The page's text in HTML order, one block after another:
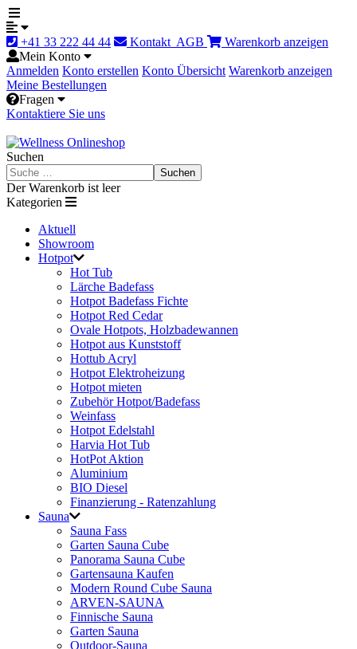
+41 33 222 44 44 Kontakt AGB
Warenkorb anzeigen
Mein Konto
Anmelden Konto erstellen Konto Übersicht Warenkorb anzeigen
Meine Bestellungen
Fragen
Kontaktiere Sie uns
Suchen
Suchen
Der Warenkorb ist leer
Kategorien
Aktuell
Showroom
Hotpot
Hot Tub
Lärche Badefass
Hotpot Badefass Fichte
Hotpot Red Cedar
Ovale Hotpots, Holzbadewannen
Hotpot aus Kunststoff
Hottub Acryl
Hotpot Elektroheizung
Hotpot mieten
Zubehör Hotpot/Badefass
Weinfass
Hotpot Edelstahl
Harvia Hot Tub
HotPot Aktion
Aluminium
BIO Diesel
Finanzierung - Ratenzahlung
Sauna
Sauna Fass
Garten Sauna Cube
Panorama Sauna Cube
Gartensauna Kaufen
Modern Round Cube Sauna
ARVEN-SAUNA
Finnische Sauna
Garten Sauna
Outdoor-Sauna